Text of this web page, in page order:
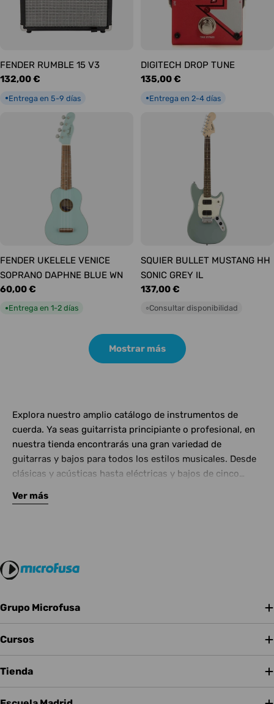
FENDER RUMBLE 15 V3
Precio
132,00 €
●Entrega en 5-9 días
DIGITECH DROP TUNE
Precio
135,00 €
●Entrega en 2-4 días
FENDER UKELELE VENICE
SOPRANO DAPHNE BLUE WN
Precio
habitual
60,00 €
●Entrega en 1-2 días
SQUIER BULLET MUSTANG HH
SONIC GREY IL
Precio
habitual
137,00 €
○Consultar disponibilidad
Mostrar más
Explora nuestro amplio catálogo de instrumentos de
cuerda. Ya seas guitarrista principiante o profesional, en
nuestra tienda encontrarás una gran variedad de
guitarras y bajos para todos los estilos musicales. Desde
clásicas y acústicas hasta eléctricas y bajos de cinco
Complementa tu instrumento con amplificadores de
Ver más
Grupo Microfusa
Cursos
Tienda